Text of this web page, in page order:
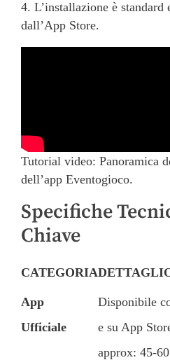
4. L’installazione è standard
dall’App Store.
Tutorial video: Panoramica
dell’app Eventogioco.
Specifiche
Chiave
CATEGORIA
App
Ufficiale
Disponibile
e su App
approx: 45-